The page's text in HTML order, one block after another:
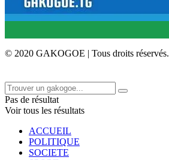
© 2020 GAKOGOE | Tous droits réservés.
Pas de résultat
Voir tous les résultats
ACCUEIL
POLITIQUE
SOCIETE